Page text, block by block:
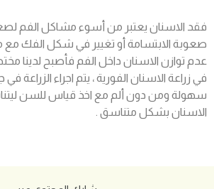
فقد الاسنان يعتبر من أسوء مشاكل الفم
صعوبة الابتسامة أو تغيير في شكل الفك
عدم توازن الاسنان داخل الفم فأصبح لدينا
في زراعة الاسنان الفورية ، يتم اجراء الزراعة
سهولة ومن دون ألم مع اخذ قياس للسن
الاسنان بشكل متناسق .